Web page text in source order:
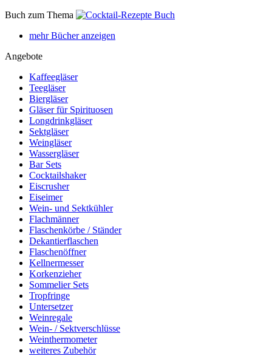
Buch zum Thema
mehr Bücher anzeigen
Angebote
Kaffeegläser
Teegläser
Biergläser
Gläser für Spirituosen
Longdrinkgläser
Sektgläser
Weingläser
Wassergläser
Bar Sets
Cocktailshaker
Eiscrusher
Eiseimer
Wein- und Sektkühler
Flachmänner
Flaschenkörbe / Ständer
Dekantierflaschen
Flaschenöffner
Kellnermesser
Korkenzieher
Sommelier Sets
Tropfringe
Untersetzer
Weinregale
Wein- / Sektverschlüsse
Weinthermometer
weiteres Zubehör